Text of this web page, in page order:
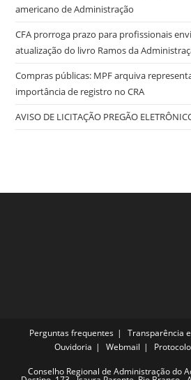
americano de Administração
CFA prorroga prazo para profissionais
atualização do livro Ramos da
Compras públicas: MPF arquiva
importância de registro no CRA
AVISO DE LICITAÇÃO PREGÃO
Perguntas frequentes
Transparência
Ouvidoria
Webmail
Conselho Regional de Administração do